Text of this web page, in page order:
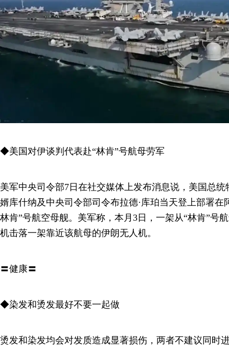
◆美国对伊谈判代表赴“林肯”号航母劳军
美军中央司令部7日在社交媒体上发布消息说，美国总
婿库什纳及中央司令部司令布拉德·库珀当天登上部署在
林肯”号航空母舰。美军称，本月3日，一架从“林肯”号
机击落一架靠近该航母的伊朗无人机。
〓健康〓
◆染发和烫发最好不要一起做
烫发和染发均会对发质造成显著损伤，两者不建议同时